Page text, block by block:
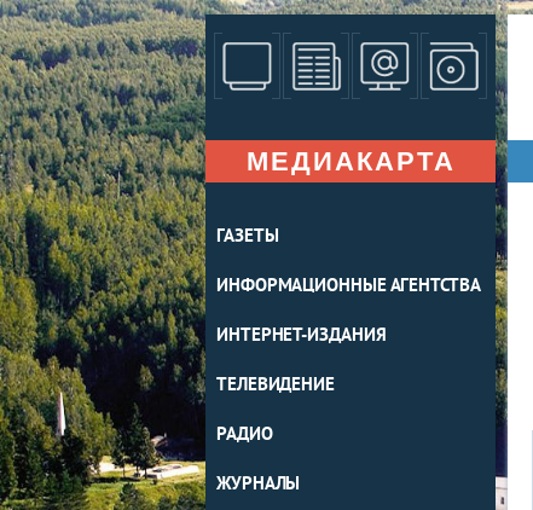
МЕДИАКАРТА
ГАЗЕТЫ
ИНФОРМАЦИОННЫЕ АГЕНТСТВА
ИНТЕРНЕТ-ИЗДАНИЯ
ТЕЛЕВИДЕНИЕ
РАДИО
ЖУРНАЛЫ